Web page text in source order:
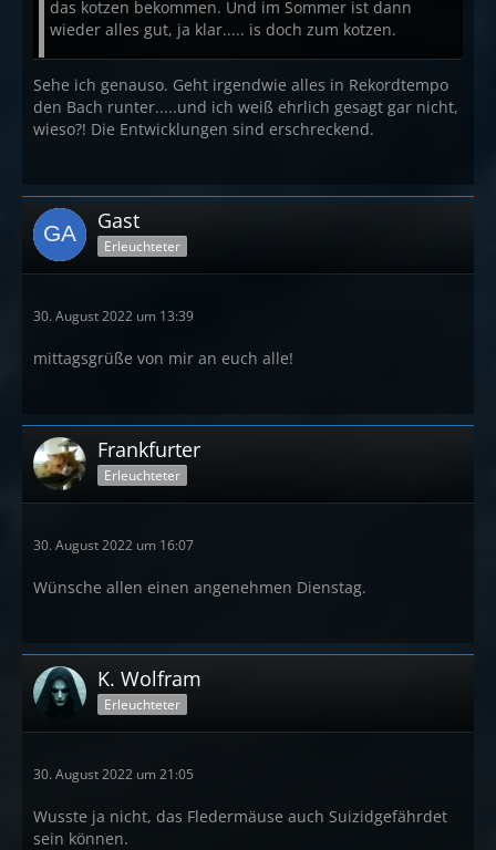
das kotzen bekommen. Und im Sommer ist dann
wieder alles gut, ja klar..... is doch zum kotzen.
Sehe ich genauso. Geht irgendwie alles in Rekordtempo
den Bach runter.....und ich weiß ehrlich gesagt gar nicht,
wieso?! Die Entwicklungen sind erschreckend.
Gast
Erleuchteter
30. August 2022 um 13:39
mittagsgrüße von mir an euch alle!
Frankfurter
Erleuchteter
30. August 2022 um 16:07
Wünsche allen einen angenehmen Dienstag.
K. Wolfram
Erleuchteter
30. August 2022 um 21:05
Wusste ja nicht, das Fledermäuse auch Suizidgefährdet
sein können.